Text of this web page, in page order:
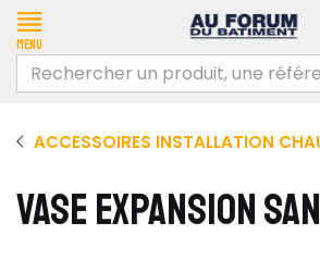
Menu
ACCESSOIRES INSTALLATION
VASE EXPANSION